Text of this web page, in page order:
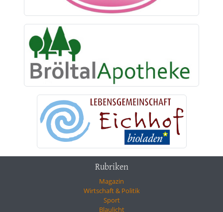
Rubriken
Magazin
Wirtschaft & Politik
Sport
Blaulicht